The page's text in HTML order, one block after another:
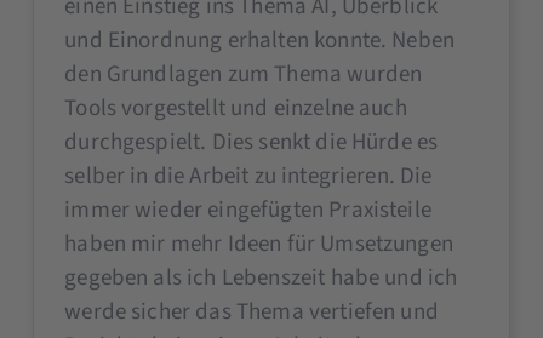
einen Einstieg ins Thema AI, Überblick
und Einordnung erhalten konnte. Neben
den Grundlagen zum Thema wurden
Tools vorgestellt und einzelne auch
durchgespielt. Dies senkt die Hürde es
selber in die Arbeit zu integrieren. Die
immer wieder eingefügten Praxisteile
haben mir mehr Ideen für Umsetzungen
gegeben als ich Lebenszeit habe und ich
werde sicher das Thema vertiefen und